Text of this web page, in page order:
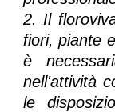
2. Il
fiori, piante
è
nell'attività
le